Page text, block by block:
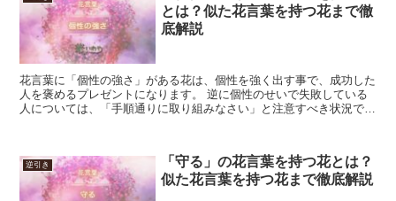
とは？似た花言葉を持つ花まで徹
底解説
花言葉に「個性の強さ」がある花は、個性を強く出す事で、成功した
人を褒めるプレゼントになります。 逆に個性のせいで失敗している
人については、「手順通りに取り組みなさい」と注意すべき状況であ
逆引き
「守る」の花言葉を持つ花とは？
似た花言葉を持つ花まで徹底解説